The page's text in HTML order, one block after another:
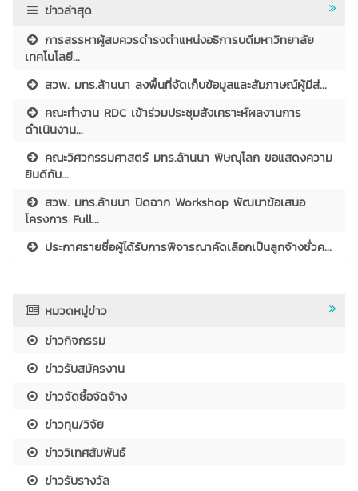
ข่าวล่าสุด
การสรรหาผู้สมควรดำรงตำแหน่งอธิการบดีมหาวิทยาลัย
เทคโนโลยี...
สวพ. มทร.ล้านนา ลงพื้นที่จัดเก็บข้อมูลและสัมภาษณ์ผู้มีส่...
คณะทำงาน RDC เข้าร่วมประชุมสังเคราะห์ผลงานการ
ดำเนินงาน...
คณะวิศวกรรมศาสตร์ มทร.ล้านนา พิษณุโลก ขอแสดงความ
ยินดีกับ...
สวพ. มทร.ล้านนา ปิดฉาก Workshop พัฒนาข้อเสนอ
โครงการ Full...
ประกาศรายชื่อผู้ได้รับการพิจารณาคัดเลือกเป็นลูกจ้างชั่วค...
หมวดหมู่ข่าว
ข่าวกิจกรรม
ข่าวรับสมัครงาน
ข่าวจัดซื้อจัดจ้าง
ข่าวทุน/วิจัย
ข่าววิเทศสัมพันธ์
ข่าวรับรางวัล